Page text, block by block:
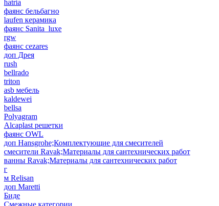
hatria
фаянс бельбагно
laufen керамика
фаянс Sanita_luxe
rgw
фаянс cezares
доп Дрея
rush
bellrado
triton
asb мебель
kaldewei
bellsa
Polyagram
Alcaplast решетки
фаянс OWL
доп Hansgrohe;Комплектующие для смесителей
смесители Ravak;Материалы для сантехнических работ
ванны Ravak;Материалы для сантехнических работ
г
м Relisan
доп Maretti
Биде
Смежные категории